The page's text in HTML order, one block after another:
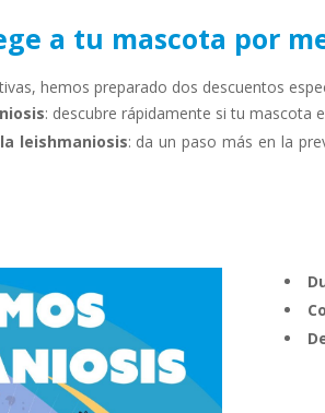
a tu mascota por
hemos preparado dos descuentos
: descubre rápidamente si tu mascota
leishmaniosis: da un paso más en la